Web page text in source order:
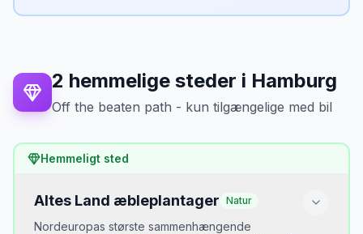
April–maj (blomstring) eller september–oktober
Gratis parkering i Jork centrum (Altes Land-
Mikkels tip
April/maj blomstring er Altes Lands store
blomst langs digevejen. Tag B73 fra
Hamburg og kør ad digevejen (Elbdeich)
frem for motorvejen.
2 hemmelige steder i Hamburg
Off the beaten path - kun tilgængelige med bil
Hemmeligt sted
Altes Land æbleplantager Natur
Nordeuropas største sammenhængende